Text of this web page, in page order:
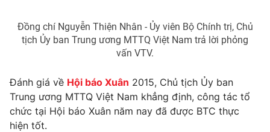
Học trực tuyến
Hitech Công nghệ tương lai
Thị trường
Tư vấn
Giao lưu trực tuyến
Lịch phát sóng
Chuyên mục khác
Đồng chí Nguyễn Thiện Nhân - Ủy viên Bộ Chính trị, Chủ
tịch Ủy ban Trung ương MTTQ Việt Nam trả lời phỏng
vấn VTV.
Đánh giá về Hội báo Xuân 2015, Chủ tịch Ủy ban
Trung ương MTTQ Việt Nam khẳng định, công tác tổ
chức tại Hội báo Xuân năm nay đã được BTC thực
hiện tốt.